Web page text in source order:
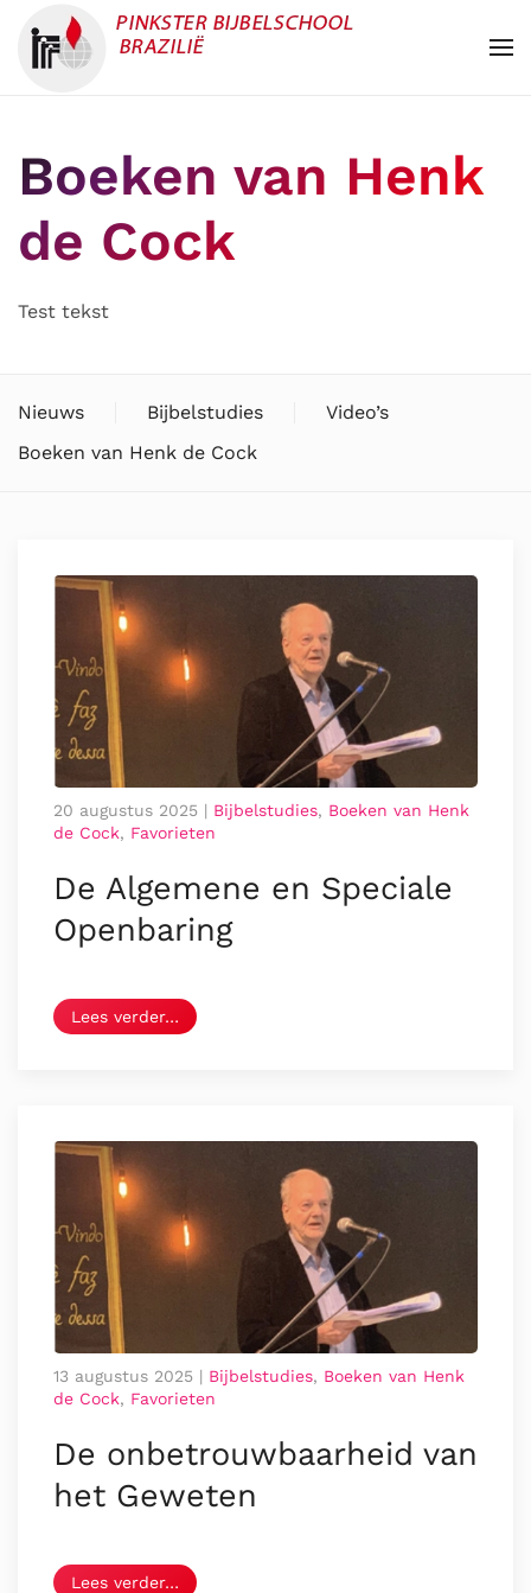
Overslaan en naar de inhoud gaan
Boeken van Henk
de Cock
Test tekst
Nieuws Bijbelstudies
Video’s
Boeken van Henk de Cock
20 augustus 2025 | Bijbelstudies, Boeken van Henk
de Cock, Favorieten
De Algemene en Speciale
Openbaring
Lees verder…
13 augustus 2025 | Bijbelstudies, Boeken van Henk
de Cock, Favorieten
De onbetrouwbaarheid van
het Geweten
Lees verder…